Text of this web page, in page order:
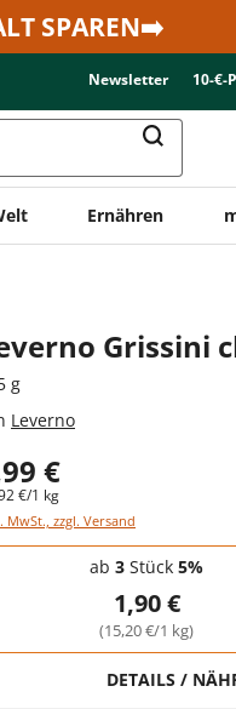
SPAREN➡️
Newsletter 10-€-
Ernähren
Grissini
g
Leverno
€
€/1 kg
MwSt., zzgl. Versand
- Mengenrabatt
ab 3 Stück 5%
1,90 €
(15,20 €/1 kg)
DETAILS /